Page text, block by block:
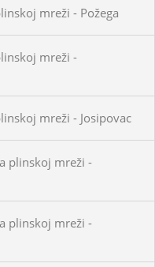
mreži - Požega
mreži -
mreži - Josipovac
plinskoj mreži -
plinskoj mreži -